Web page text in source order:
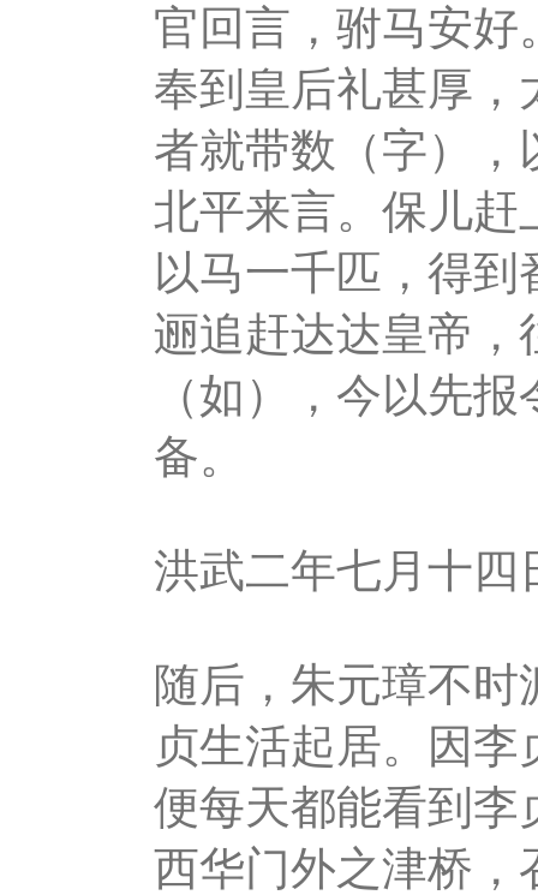
官回言，驸马安好
奉到皇后礼甚厚，
者就带数（字），
北平来言。保儿赶
以马一千匹，得
逦追赶达达皇帝，
（如），今以先
备。
洪武二年七月十四
随后，朱元璋不
贞生活起居。因
便每天都能看到李
西华门外之津桥，